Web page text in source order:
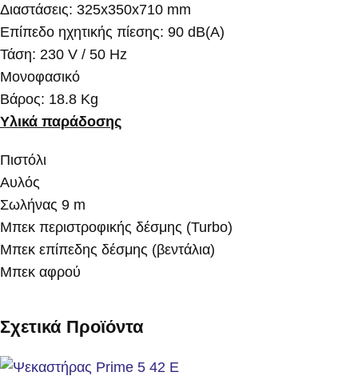
Διαστάσεις: 325x350x710 mm
Επίπεδο ηχητικής πίεσης: 90 dB(A)
Τάση: 230 V / 50 Hz
Μονοφασικό
Βάρος: 18.8 Kg
Υλικά παράδοσης
Πιστόλι
Αυλός
Σωλήνας 9 m
Μπεκ περιστροφικής δέσμης (Turbo)
Μπεκ επίπεδης δέσμης (βεντάλια)
Μπεκ αφρού
Σχετικά Προϊόντα